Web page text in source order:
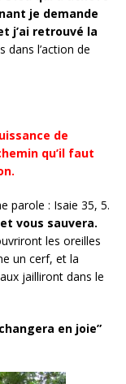
je demande
j’ai retrouvé la
dans l’action de
de
qu’il faut
parole : Isaie 35, 5.
vous sauvera.
les oreilles
un cerf, et la
jailliront dans le
en joie”